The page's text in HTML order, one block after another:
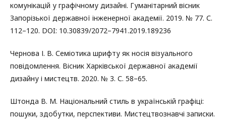
комунікацій у графічному дизайні. Гуманітарний вісник
Запорізької державної інженерної академії. 2019. № 77. С.
112–120. DOI: 10.30839/2072–7941.2019.189236
Чернова І. В. Семіотика шрифту як носія візуального
повідомлення. Вісник Харківської державної академії
дизайну і мистецтв. 2020. № 3. С. 58–65.
Штонда В. М. Національний стиль в українській графіці:
пошуки, здобутки, перспективи. Мистецтвознавчі записки.